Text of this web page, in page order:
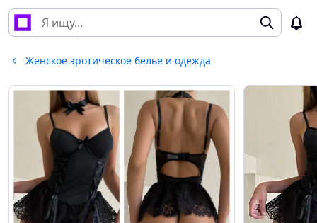
Женское эротическое белье и одежда